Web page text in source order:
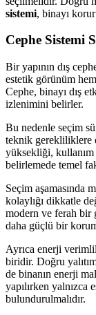
sistemi, binayı
Cephe Sistemi
Bir yapının dış
estetik görünüm hem
Cephe, binayı dış
izlenimini belirler.
Bu nedenle seçim
teknik gerekliliklere
yüksekliği, kullanım
belirlemede temel
Seçim aşamasında
kolaylığı dikkatle
modern ve ferah bir
daha güçlü bir
Ayrıca enerji
biridir. Doğru
de binanın enerji
yapılırken
bulundurulmalıdır.